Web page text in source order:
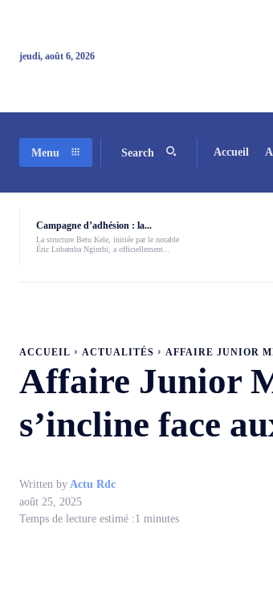
jeudi, août 6, 2026
Menu Search Accueil
Campagne d’adhésion : la...
La structure Betu Kele, initiée par le notable
Éric Lubamba Ngimbi, a officiellement...
ACCUEIL ACTUALITÉS AFFAIRE JUNIOR
Affaire Junior
s’incline face
Written by Actu Rdc
août 25, 2025
Temps de lecture estimé :1 minutes